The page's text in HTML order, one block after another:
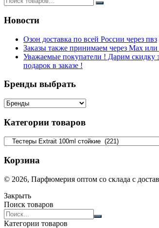
Новости
Озон доставка по всей России через пвз
Заказы также принимаем через Max или
Уважаемые покупатели ! Дарим скидку
подарок в заказе !
Бренды выбрать
Категории товаров
Корзина
© 2026, Парфюмерия оптом со склада с
Закрыть
Поиск товаров
Search
products:
Категории товаров